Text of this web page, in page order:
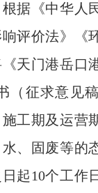
据《中华人
评价法》《
天门港岳口
（征求意见
工期及运营
、固废等的
起10个工作